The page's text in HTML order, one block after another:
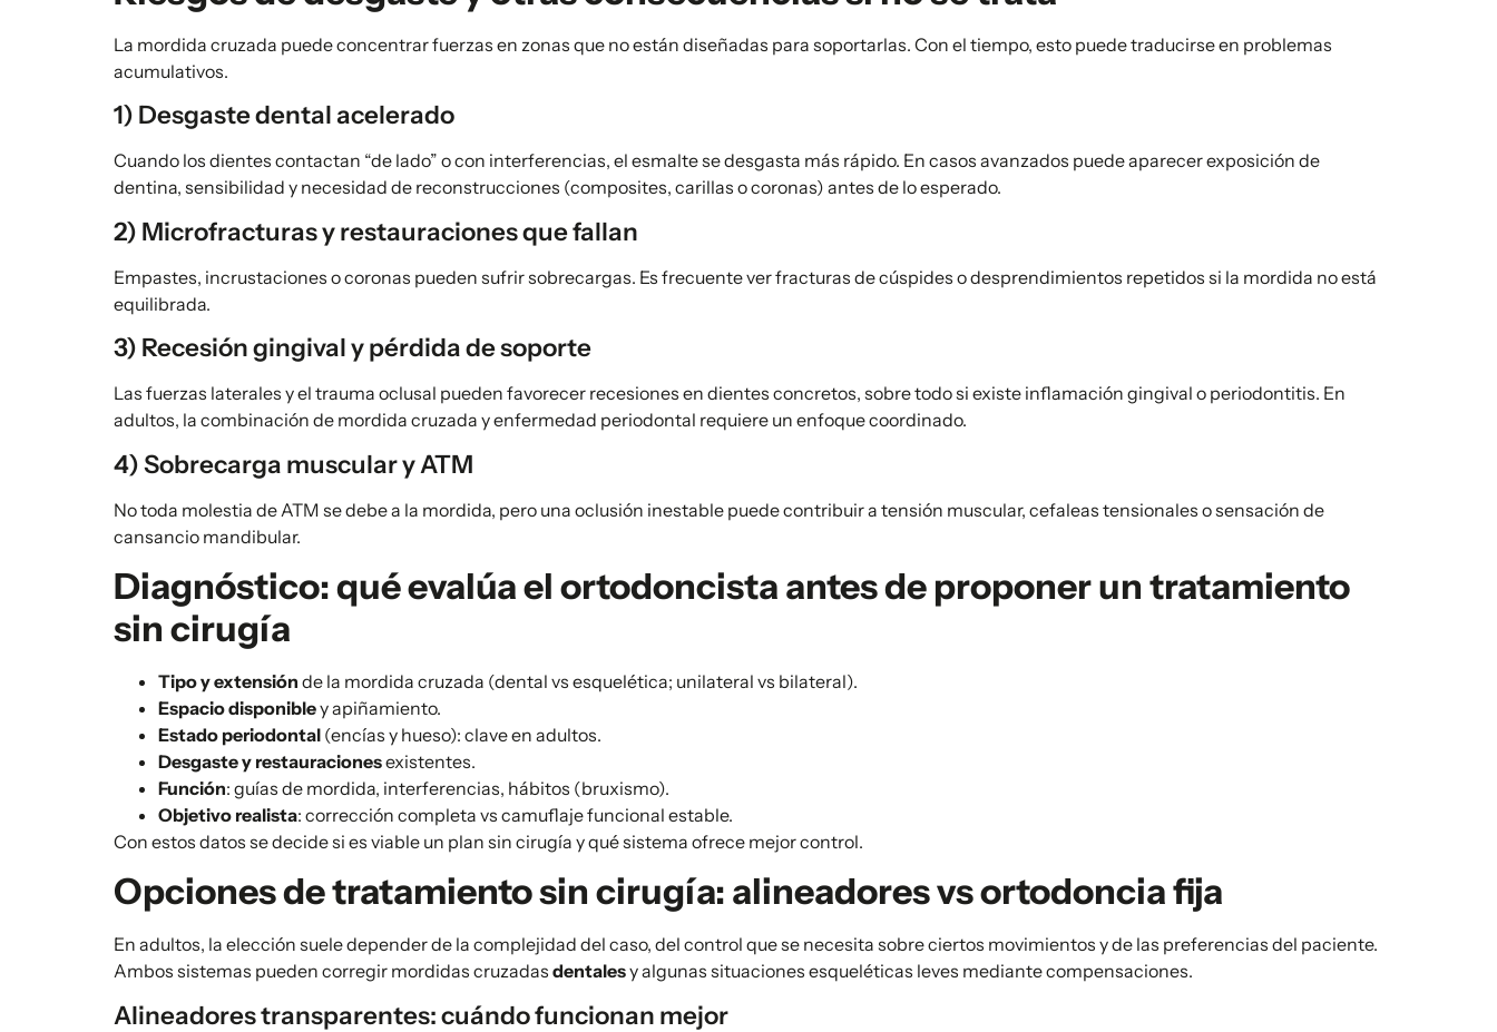
La mordida cruzada puede concentrar fuerzas en zonas que no están diseñadas para soportarlas. Con el tiempo, esto puede traducirse en problemas
acumulativos.
1) Desgaste dental acelerado
Cuando los dientes contactan “de lado” o con interferencias, el esmalte se desgasta más rápido. En casos avanzados puede aparecer exposición de
dentina, sensibilidad y necesidad de reconstrucciones (composites, carillas o coronas) antes de lo esperado.
2) Microfracturas y restauraciones que fallan
Empastes, incrustaciones o coronas pueden sufrir sobrecargas. Es frecuente ver fracturas de cúspides o desprendimientos repetidos si la mordida no está
equilibrada.
3) Recesión gingival y pérdida de soporte
Las fuerzas laterales y el trauma oclusal pueden favorecer recesiones en dientes concretos, sobre todo si existe inflamación gingival o periodontitis. En
adultos, la combinación de mordida cruzada y enfermedad periodontal requiere un enfoque coordinado.
4) Sobrecarga muscular y ATM
No toda molestia de ATM se debe a la mordida, pero una oclusión inestable puede contribuir a tensión muscular, cefaleas tensionales o sensación de
cansancio mandibular.
Diagnóstico: qué evalúa el ortodoncista antes de proponer un tratamiento
sin cirugía
Tipo y extensión de la mordida cruzada (dental vs esquelética; unilateral vs bilateral).
Espacio disponibley apiñamiento.
Estado periodontal (encías y hueso): clave en adultos.
Desgaste y restauracionesexistentes.
Función: guías de mordida, interferencias, hábitos (bruxismo).
Objetivo realista: corrección completa vs camuflaje funcional estable.
Con estos datos se decide si es viable un plan sin cirugía y qué sistema ofrece mejor control.
Opciones de tratamiento sin cirugía: alineadores vs ortodoncia fija
En adultos, la elección suele depender de la complejidad del caso, del control que se necesita sobre ciertos movimientos y de las preferencias del paciente.
Ambos sistemas pueden corregir mordidas cruzadas dentalesy algunas situaciones esqueléticas leves mediante compensaciones.
Alineadores transparentes: cuándo funcionan mejor